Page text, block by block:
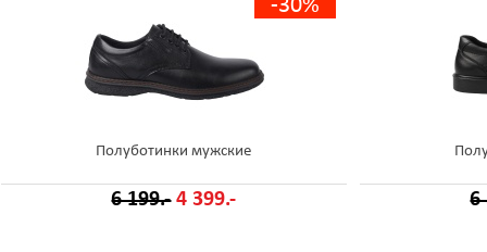
-30%
Полуботинки мужские
6 199.- 4 399.- 6